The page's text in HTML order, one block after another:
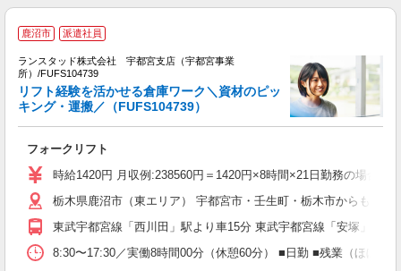
鹿沼市 派遣社員
ランスタッド株式会社 宇都宮支店（宇都宮事業
所）/FUFS104739
リフト経験を活かせる倉庫ワーク＼資材のピッ
キング・運搬／（FUFS104739）
フォークリフト
時給1420円 月収例:238560円＝1420円×8時間×21日勤務の場合
栃木県鹿沼市（東エリア） 宇都宮市・壬生町・栃木市からも通勤
東武宇都宮線「西川田」駅より車15分 東武宇都宮線「安塚」駅
8:30〜17:30／実働8時間00分（休憩60分） ■日勤 ■残業（ほぼ